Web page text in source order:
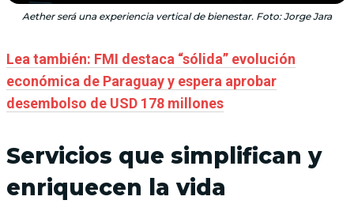
Aether será una experiencia vertical de bienestar. Foto: Jorge Jara
Lea también: FMI destaca “sólida” evolución
económica de Paraguay y espera aprobar
desembolso de USD 178 millones
Servicios que simplifican y
enriquecen la vida